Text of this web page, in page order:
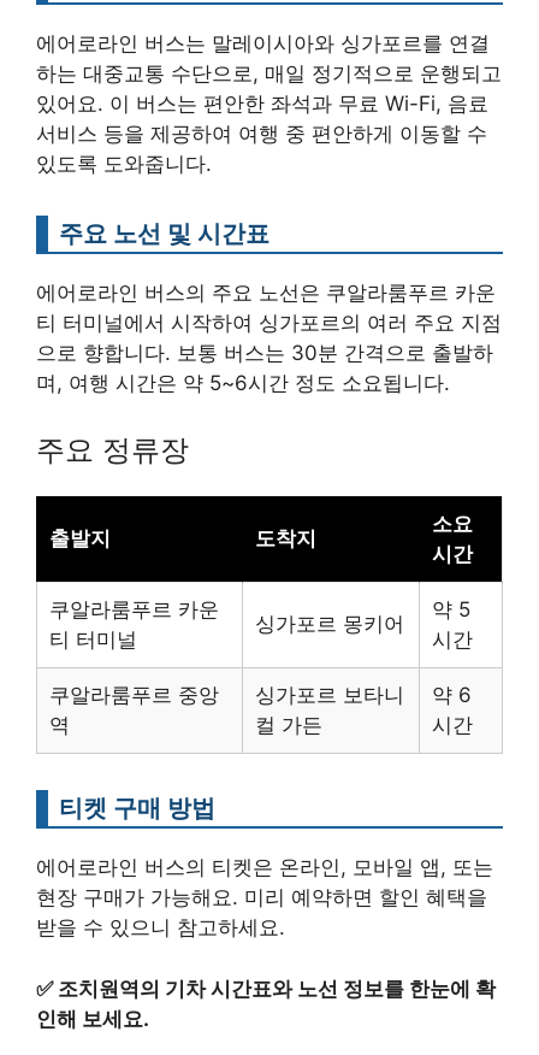
에어로라인 버스는 말레이시아와 싱가포르를 연결
하는 대중교통 수단으로, 매일 정기적으로 운행되고
있어요. 이 버스는 편안한 좌석과 무료 Wi-Fi, 음료
서비스 등을 제공하여 여행 중 편안하게 이동할 수
있도록 도와줍니다.
주요 노선 및 시간표
에어로라인 버스의 주요 노선은 쿠알라룸푸르 카운
티 터미널에서 시작하여 싱가포르의 여러 주요 지점
으로 향합니다. 보통 버스는 30분 간격으로 출발하
며, 여행 시간은 약 5~6시간 정도 소요됩니다.
주요 정류장
출발지 도착지
소요
시간
쿠알라룸푸르 카운
티 터미널
싱가포르 몽키어
약 5
시간
쿠알라룸푸르 중앙
역
싱가포르 보타니
컬 가든
약 6
시간
티켓 구매 방법
에어로라인 버스의 티켓은 온라인, 모바일 앱, 또는
현장 구매가 가능해요. 미리 예약하면 할인 혜택을
받을 수 있으니 참고하세요.
✅ 조치원역의 기차 시간표와 노선 정보를 한눈에 확
인해 보세요.